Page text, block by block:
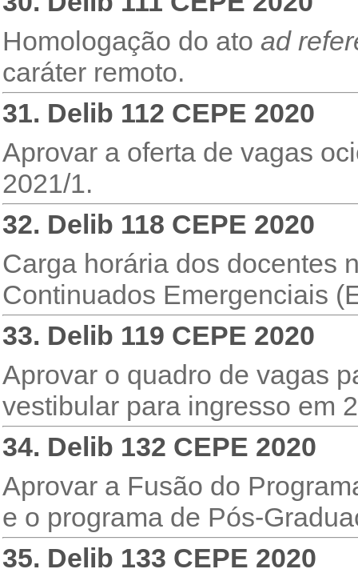
Homologação do ato ad
caráter remoto.
31. Delib 112 CEPE 2020
Aprovar a oferta de vagas
2021/1.
32. Delib 118 CEPE 2020
Carga horária dos docentes
Continuados Emergenciais
33. Delib 119 CEPE 2020
Aprovar o quadro de vagas
vestibular para ingresso em
34. Delib 132 CEPE 2020
Aprovar a Fusão do
e o programa de Pós-
35. Delib 133 CEPE 2020